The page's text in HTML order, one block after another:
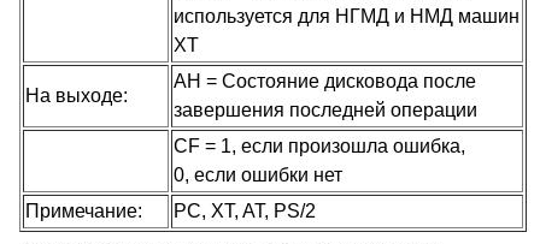
используется для НГМД и НМД машин
XT
На выходе:
AH = Состояние дисковода после
завершения последней операции
CF = 1, если произошла ошибка,
0, если ошибки нет
Примечание:
PC, XT, AT, PS/2